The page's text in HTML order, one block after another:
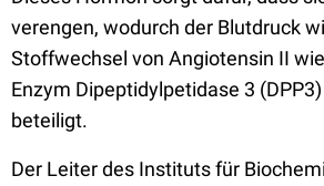
verengen, wodurch der Blutdruck
Stoffwechsel von Angiotensin II
Enzym Dipeptidylpetidase 3
beteiligt.
Der Leiter des Instituts für